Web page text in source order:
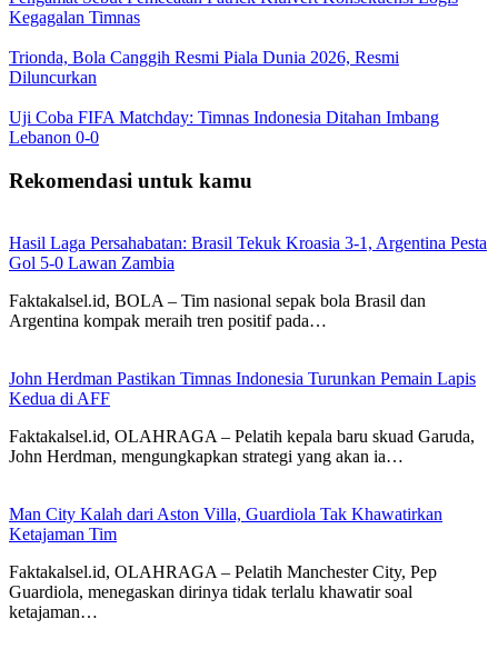
Kegagalan Timnas
Trionda, Bola Canggih Resmi Piala Dunia 2026, Resmi
Diluncurkan
Uji Coba FIFA Matchday: Timnas Indonesia Ditahan Imbang
Lebanon 0-0
Rekomendasi untuk kamu
Hasil Laga Persahabatan: Brasil Tekuk Kroasia 3-1, Argentina Pesta
Gol 5-0 Lawan Zambia
Faktakalsel.id, BOLA – Tim nasional sepak bola Brasil dan
Argentina kompak meraih tren positif pada…
John Herdman Pastikan Timnas Indonesia Turunkan Pemain Lapis
Kedua di AFF
Faktakalsel.id, OLAHRAGA – Pelatih kepala baru skuad Garuda,
John Herdman, mengungkapkan strategi yang akan ia…
Man City Kalah dari Aston Villa, Guardiola Tak Khawatirkan
Ketajaman Tim
Faktakalsel.id, OLAHRAGA – Pelatih Manchester City, Pep
Guardiola, menegaskan dirinya tidak terlalu khawatir soal
ketajaman…